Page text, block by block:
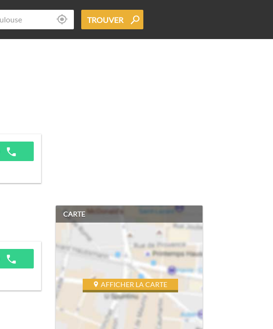
TROUVER
CARTE
AFFICHER LA CARTE